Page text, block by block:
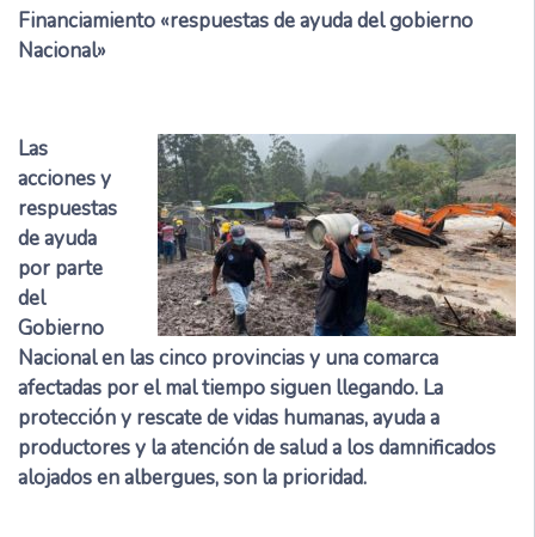
Financiamiento «respuestas de ayuda del gobierno
Nacional»
Las
acciones y
respuestas
de ayuda
por parte
del
Gobierno
Nacional en las cinco provincias y una comarca
afectadas por el mal tiempo siguen llegando. La
protección y rescate de vidas humanas, ayuda a
productores y la atención de salud a los damnificados
alojados en albergues, son la prioridad.